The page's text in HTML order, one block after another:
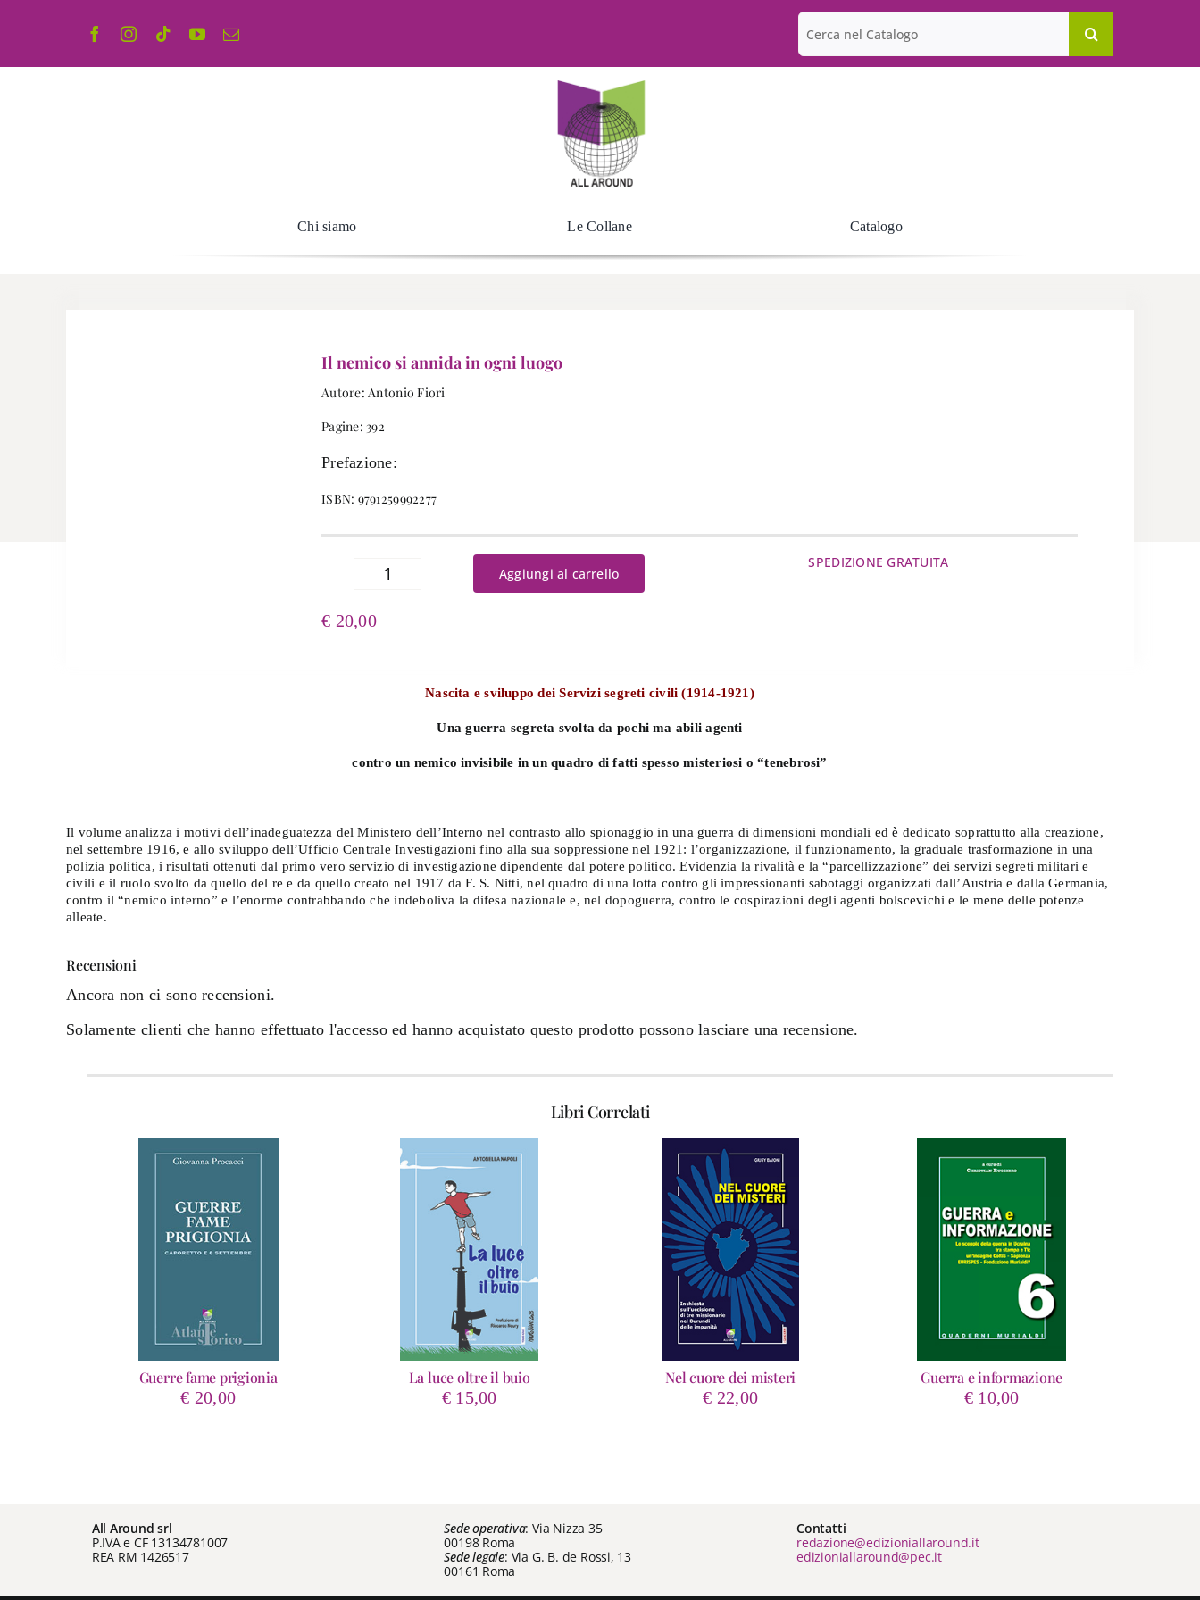
Cerca
per:
Chi siamo Le Collane Catalogo
Il nemico si annida in ogni luogo
Autore: Antonio Fiori
Pagine: 392
Prefazione:
ISBN: 9791259992277
Il
quantità
Aggiungi al carrello
€ 20,00
SPEDIZIONE GRATUITA
Nascita e sviluppo dei Servizi segreti civili (1914-1921)
Una guerra segreta svolta da pochi ma abili agenti
contro un nemico invisibile in un quadro di fatti spesso misteriosi o “tenebrosi”
Il volume analizza i motivi dell’inadeguatezza del Ministero dell’Interno nel contrasto allo spionaggio in una guerra di dimensioni mondiali ed è dedicato soprattutto alla creazione,
nel settembre 1916, e allo sviluppo dell’Ufficio Centrale Investigazioni fino alla sua soppressione nel 1921: l’organizzazione, il funzionamento, la graduale trasformazione in una
polizia politica, i risultati ottenuti dal primo vero servizio di investigazione dipendente dal potere politico. Evidenzia la rivalità e la “parcellizzazione” dei servizi segreti militari e
civili e il ruolo svolto da quello del re e da quello creato nel 1917 da F. S. Nitti, nel quadro di una lotta contro gli impressionanti sabotaggi organizzati dall’Austria e dalla Germania,
contro il “nemico interno” e l’enorme contrabbando che indeboliva la difesa nazionale e, nel dopoguerra, contro le cospirazioni degli agenti bolscevichi e le mene delle potenze
alleate.
Recensioni
Ancora non ci sono recensioni.
Solamente clienti che hanno effettuato l'accesso ed hanno acquistato questo prodotto possono lasciare una recensione.
Libri Correlati
Guerre fame prigionia
€ 20,00
La luce oltre il buio
€ 15,00
Nel cuore dei misteri
€ 22,00
Guerra e informazione
€ 10,00
All Around srl
P.IVA e CF 13134781007
REA RM 1426517
Sede operativa: Via Nizza 35
00198 Roma
Sede legale: Via G. B. de Rossi, 13
00161 Roma
Contatti
redazione@edizioniallaround.it
edizioniallaround@pec.it